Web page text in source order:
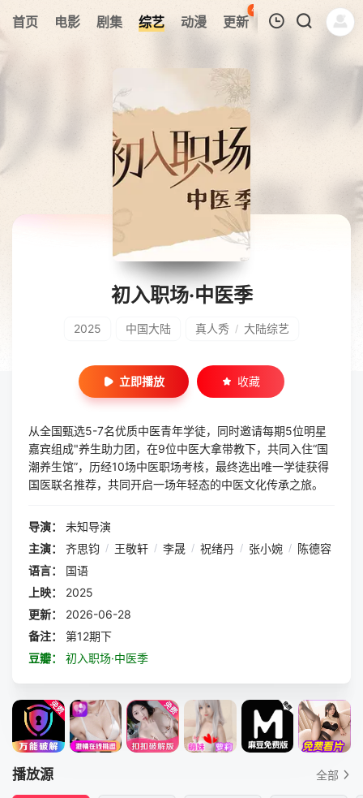
首页 电影 剧集 综艺 动漫 更新
42
热榜 APP
暂无观看影片的记录
初入职场·中医季
2025 中国大陆 真人秀 / 大陆综艺
立即播放 收藏
从全国甄选5-7名优质中医青年学徒，同时邀请每期5位明星
嘉宾组成"养生助力团，在9位中医大拿带教下，共同入住“国
潮养生馆”，历经10场中医职场考核，最终选出唯一学徒获得
国医联名推荐，共同开启一场年轻态的中医文化传承之旅。
导演：
未知导演
主演：
齐思钧 / 王敬轩 / 李晟 / 祝绪丹 / 张小婉 / 陈德容
语言：
国语
上映：
2025
更新：
2026-06-28
备注：
第12期下
豆瓣：
初入职场·中医季
播放源 全部